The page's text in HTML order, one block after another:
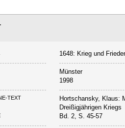
1648: Krieg und
Münster
1998
TEXT
Hortschansky, Klaus:
Dreißigjährigen Kriegs
Bd. 2, S. 45-57